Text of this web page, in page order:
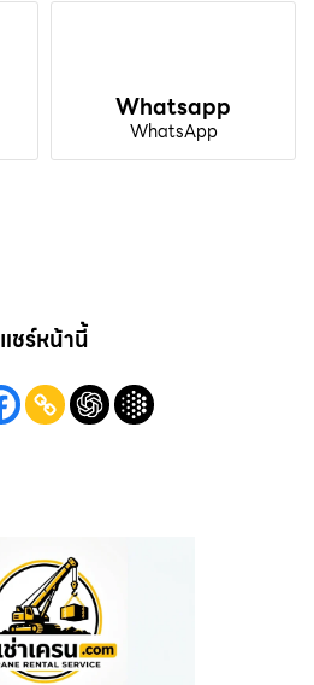
Whatsapp
WhatsApp
แชร์หน้านี้